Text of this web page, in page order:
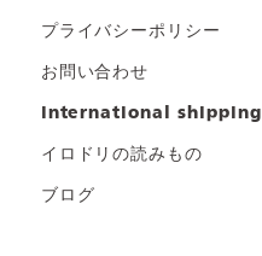
プライバシーポリシー
お問い合わせ
international shipping
イロドリの読みもの
ブログ